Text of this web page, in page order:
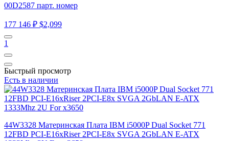
00D2587 парт. номер
177 146 ₽ $2,099
1
Быстрый просмотр
Есть в наличии
44W3328 Материнская Плата IBM i5000P Dual Socket 771
12FBD PCI-E16xRiser 2PCI-E8x SVGA 2GbLAN E-ATX